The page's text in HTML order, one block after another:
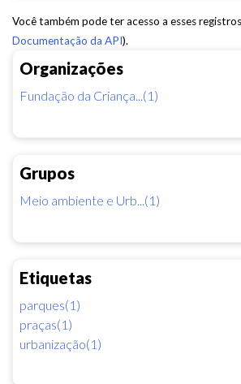
Organizações
Fundação da Criança...(1)
Grupos
Meio ambiente e Urb...(1)
Etiquetas
parques(1)
praças(1)
urbanização(1)
Você também pode ter acesso a esses
Documentação da API).